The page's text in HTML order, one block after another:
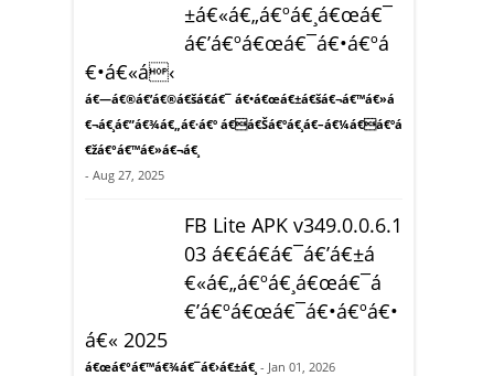
±á€«á€„á€ºá€¸á€œá€¯
á€’á€ºá€œá€¯á€•á€ºá
€•á€«á‹
á€—á€®á€’á€®á€šá€­á€¯ á€•á€œá€±á€šá€¬á€™á€»á
€¬á€¸á€”á€¾á€„á€·á€º á€á€Šá€ºá€¸á€–á€¼á€á€ºá
€žá€°á€™á€»á€¬á€¸
- Aug 27, 2025
FB Lite APK v349.0.0.6.1
03 á€€á€­á€¯á€’á€±á
€«á€„á€ºá€¸á€œá€¯á
€’á€ºá€œá€¯á€•á€ºá€•
á€« 2025
á€œá€°á€™á€¾á€¯á€›á€±á€¸ - Jan 01, 2026